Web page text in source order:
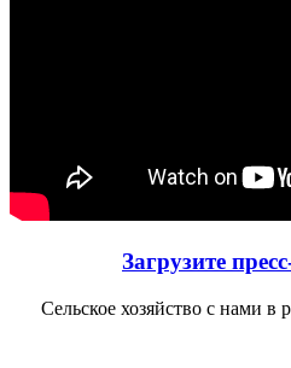
Загрузите
Сельское хозяйство с нами в